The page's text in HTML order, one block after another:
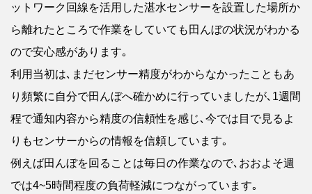
ットワーク回線を活用した湛水センサーを設置した場所か
ら離れたところで作業をしていても田んぼの状況がわかる
ので安心感があります｡
利用当初は､まだセンサー精度がわからなかったこともあ
り頻繁に自分で田んぼへ確かめに行っていましたが､1週間
程で通知内容から精度の信頼性を感じ､今では目で見るよ
りもセンサーからの情報を信頼しています｡
例えば田んぼを回ることは毎日の作業なので､おおよそ週
では4~5時間程度の負荷軽減につながっています｡